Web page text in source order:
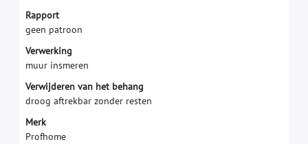
Rapport
geen patroon
Verwerking
muur insmeren
Verwijderen van het behang
droog aftrekbar zonder resten
Merk
Profhome